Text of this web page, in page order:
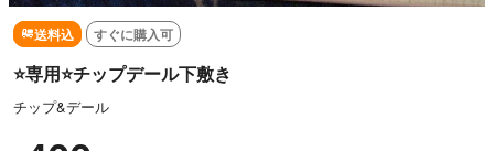
送料込 すぐに購入可
⭐️専用⭐️チップデール下敷き
チップ&デール